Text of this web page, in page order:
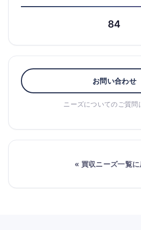
84
お問い合わせ
ニーズについてのご質問
« 買収ニーズ一覧に